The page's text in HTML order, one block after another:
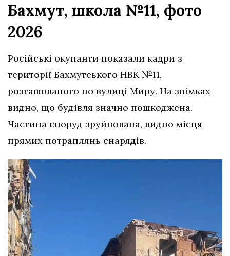
Бахмут, школа №11, фото
2026
Російські окупанти показали кадри з
території Бахмутського НВК №11,
розташованого по вулиці Миру. На знімках
видно, що будівля значно пошкоджена.
Частина споруд зруйнована, видно місця
прямих потраплянь снарядів.